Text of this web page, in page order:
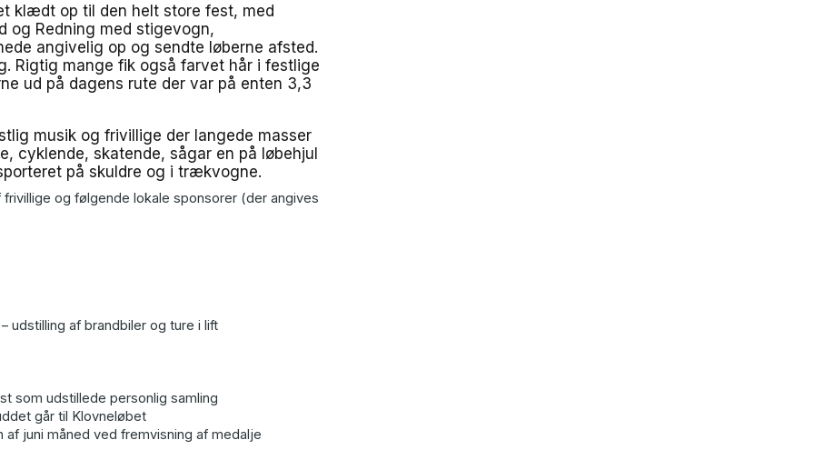
klædt op til den helt store fest, med
og Redning med stigevogn,
angivelig op og sendte løberne afsted.
Rigtig mange fik også farvet hår i festlige
ud på dagens rute der var på enten 3,3
musik og frivillige der langede masser
cyklende, skatende, sågar en på løbehjul
på skuldre og i trækvogne.
og følgende lokale sponsorer (der angives
udstilling af brandbiler og ture i lift
som udstillede personlig samling
går til Klovneløbet
juni måned ved fremvisning af medalje